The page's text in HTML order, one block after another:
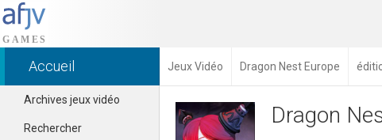
Accueil Jeux Vidéo Dragon Nest Europe
Archives jeux vidéo
Rechercher Dragon